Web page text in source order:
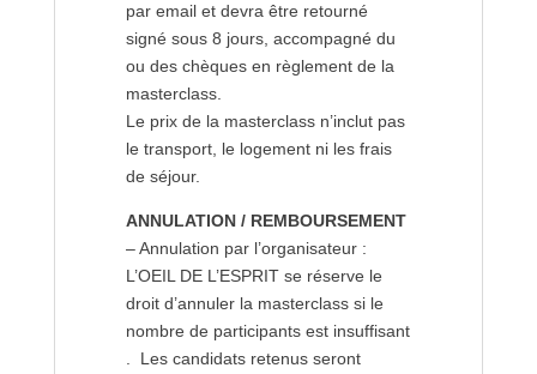
par email et devra être retourné
signé sous 8 jours, accompagné du
ou des chèques en règlement de la
masterclass.
Le prix de la masterclass n’inclut pas
le transport, le logement ni les frais
de séjour.
ANNULATION / REMBOURSEMENT
– Annulation par l’organisateur :
L’OEIL DE L’ESPRIT se réserve le
droit d’annuler la masterclass si le
nombre de participants est insuffisant
. Les candidats retenus seront